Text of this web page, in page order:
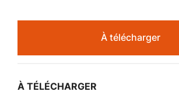
À télécharger
À TÉLÉCHARGER